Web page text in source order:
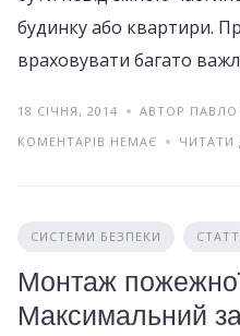
будинку або квартири.
враховувати багато
18 СІЧНЯ, 2014
АВТОР
КОМЕНТАРІВ НЕМАЄ
ЧИТАТИ
СИСТЕМИ БЕЗПЕКИ
Монтаж пожежної
Максимальний